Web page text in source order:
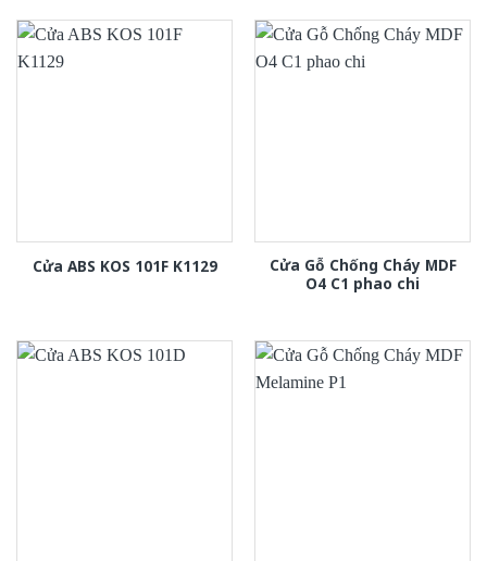
Cửa ABS KOS 101F K1129
Cửa Gỗ Chống Cháy MDF
O4 C1 phao chi